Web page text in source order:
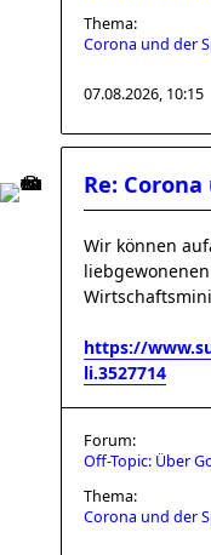
Thema:
Corona und der
07.08.2026, 10:15
Re:
Wir können
https://
li.3527714
Forum:
Off-Topic: Über
Thema:
Corona und der